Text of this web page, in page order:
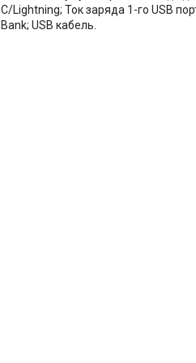
C/Lightning; Ток заряда 1-го USB
Bank; USB кабель.